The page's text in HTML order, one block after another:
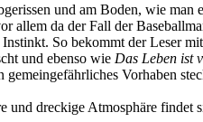
und am Boden, wie
da der Fall der
So bekommt der Leser mit
und ebenso wie Das Leben ist
Vorhaben
und dreckige Atmosphäre findet